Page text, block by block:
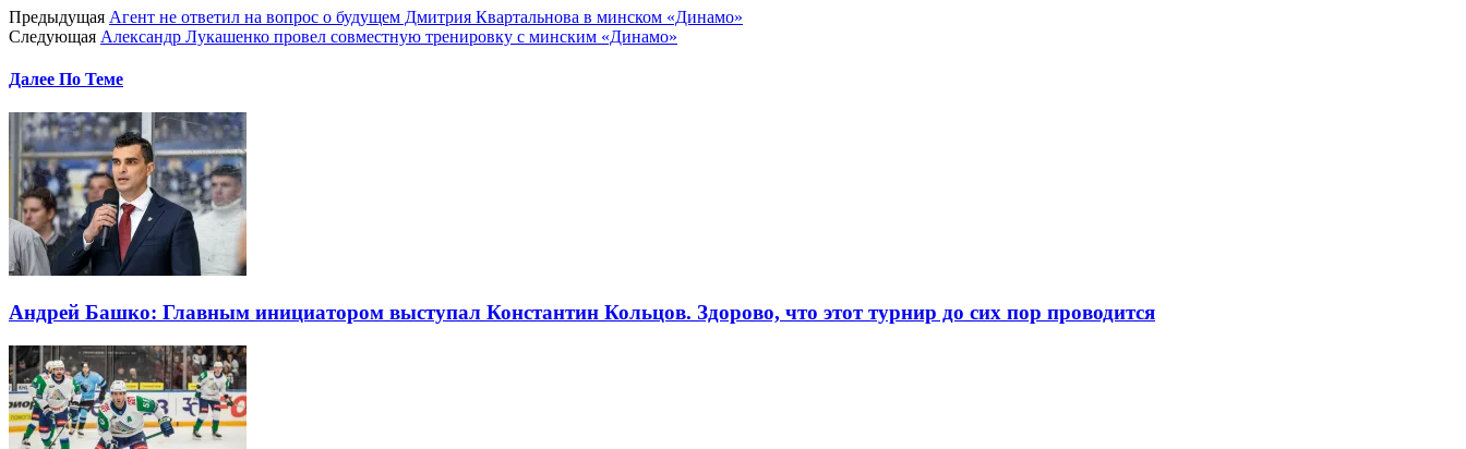
Предыдущая Агент не ответил на вопрос о будущем Дмитрия Квартальнова в минском «Динамо»
Следующая Александр Лукашенко провел совместную тренировку с минским «Динамо»
Далее По Теме
Андрей Башко: Главным инициатором выступал Константин Кольцов. Здорово, что этот турнир до сих пор проводится